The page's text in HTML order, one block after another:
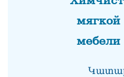
мягкой
мебели